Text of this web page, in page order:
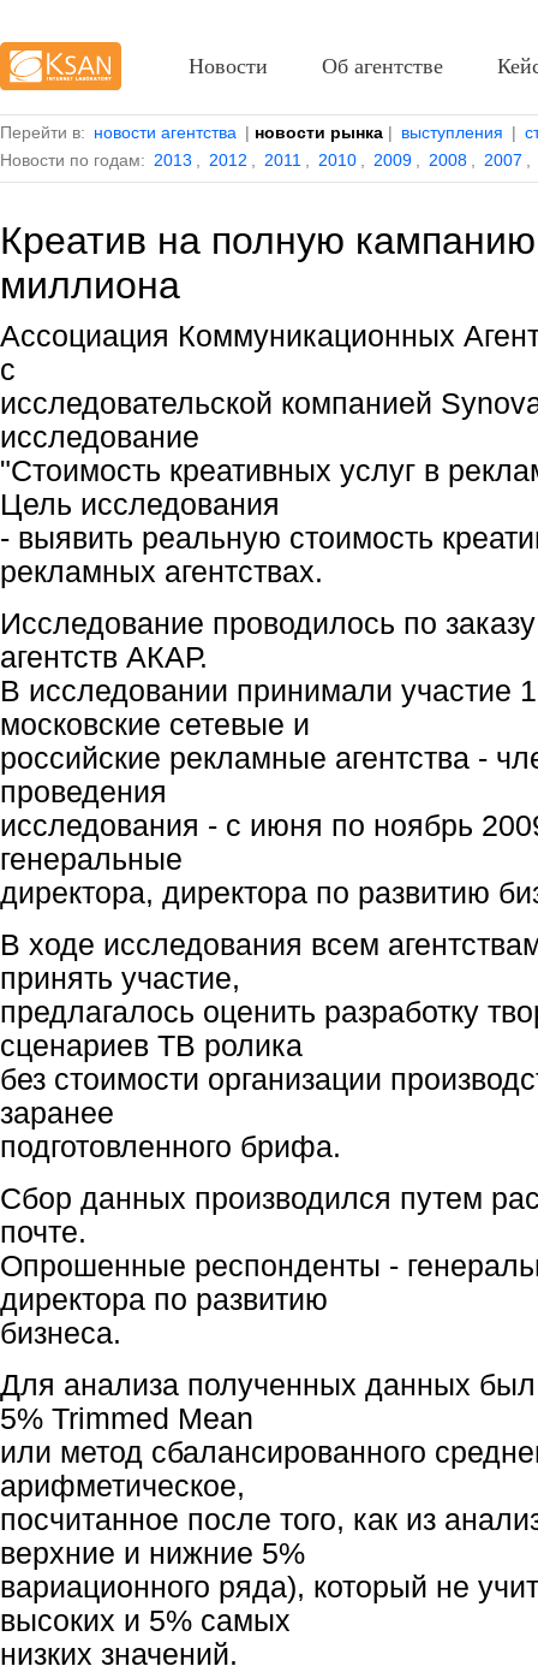
Перейти в: новости агентства | новости рынка | выступления |
Новости по годам: 2013 2012 2011 2010 2009 2008 2007
Креатив на полную
миллиона
Ассоциация Коммуникационных
с
исследовательской компанией
исследование
"Стоимость креативных услуг в
Цель исследования
- выявить реальную стоимость
рекламных агентствах.
Исследование проводилось по
агентств АКАР.
В исследовании принимали участие
московские сетевые и
российские рекламные агентства -
проведения
исследования - с июня по ноябрь
генеральные
директора, директора по развитию
В ходе исследования всем
принять участие,
предлагалось оценить разработку
сценариев ТВ ролика
без стоимости организации
заранее
подготовленного брифа.
Сбор данных производился путем
почте.
Опрошенные респонденты -
директора по развитию
бизнеса.
Для анализа полученных данных был
5% Trimmed Mean
или метод сбалансированного
арифметическое,
посчитанное после того, как из
верхние и нижние 5%
вариационного ряда), который не
высоких и 5% самых
низких значений.
Новости Об агентстве